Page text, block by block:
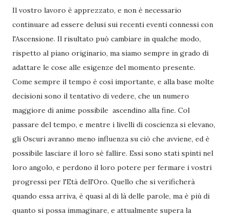
Il vostro lavoro è apprezzato, e non è necessario
continuare ad essere delusi sui recenti eventi connessi con
l'Ascensione. Il risultato può cambiare in qualche modo,
rispetto al piano originario, ma siamo sempre in grado di
adattare le cose alle esigenze del momento presente.
Come sempre il tempo è così importante, e alla base molte
decisioni sono il tentativo di vedere, che un numero
maggiore di anime possibile ascendino alla fine. Col
passare del tempo, e mentre i livelli di coscienza si elevano,
gli Oscuri avranno meno influenza su ciò che avviene, ed è
possibile lasciare il loro sè fallire. Essi sono stati spinti nel
loro angolo, e perdono il loro potere per fermare i vostri
progressi per l'Età dell'Oro. Quello che si verificherà
quando essa arriva, è quasi al di là delle parole, ma è più di
quanto si possa immaginare, e attualmente supera la